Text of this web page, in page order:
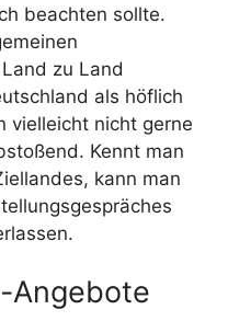
beachten sollte.
zu Land
als höflich
vielleicht nicht gerne
Kennt man
kann man
Angebote